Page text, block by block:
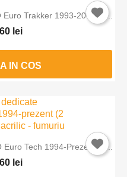
Trakker 1993-2004 (2...
lei
IN COS
Euro Tech 1994-Prezent (2...
lei ×